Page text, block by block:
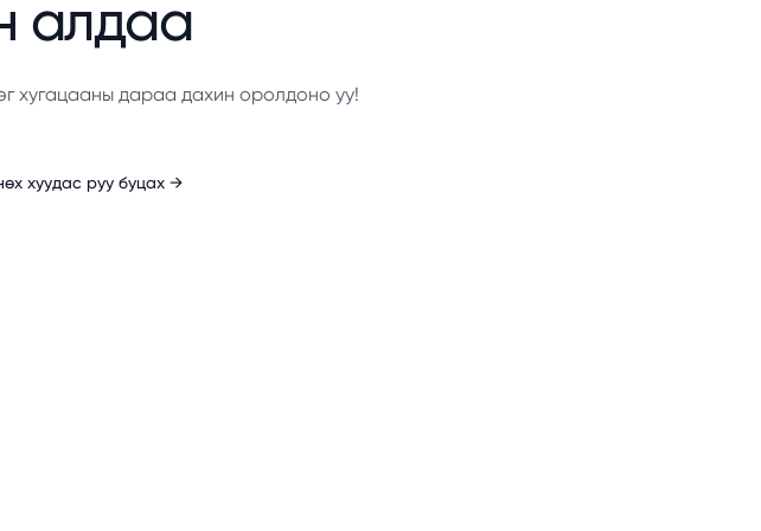
алдаа
хугацааны дараа дахин оролдоно уу!
хуудас руу буцах →